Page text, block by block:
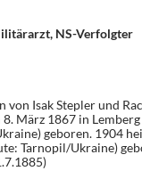
NS-Verfolgter
von Isak Stepler und
März 1867 in
geboren. 1904
Tarnopil/Ukraine)